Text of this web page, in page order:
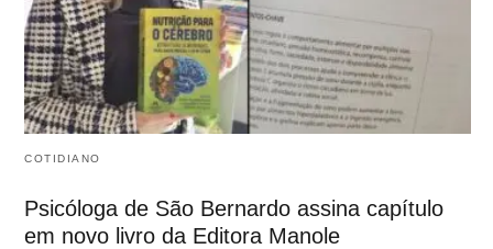
COTIDIANO
Psicóloga de São Bernardo assina capítulo
em novo livro da Editora Manole